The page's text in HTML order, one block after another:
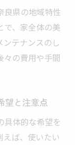
良県の地域特性
で、家全体の美
テナンスのし
々の費用や手間
望と注意点
具体的な希望を
えば、使いたい